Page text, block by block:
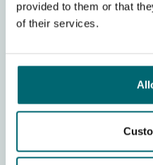
provided to them or that
of their services.
trovare i prezzi per un
Noleggio esclusivo
persone dell'intera acqua
È necessario versare in